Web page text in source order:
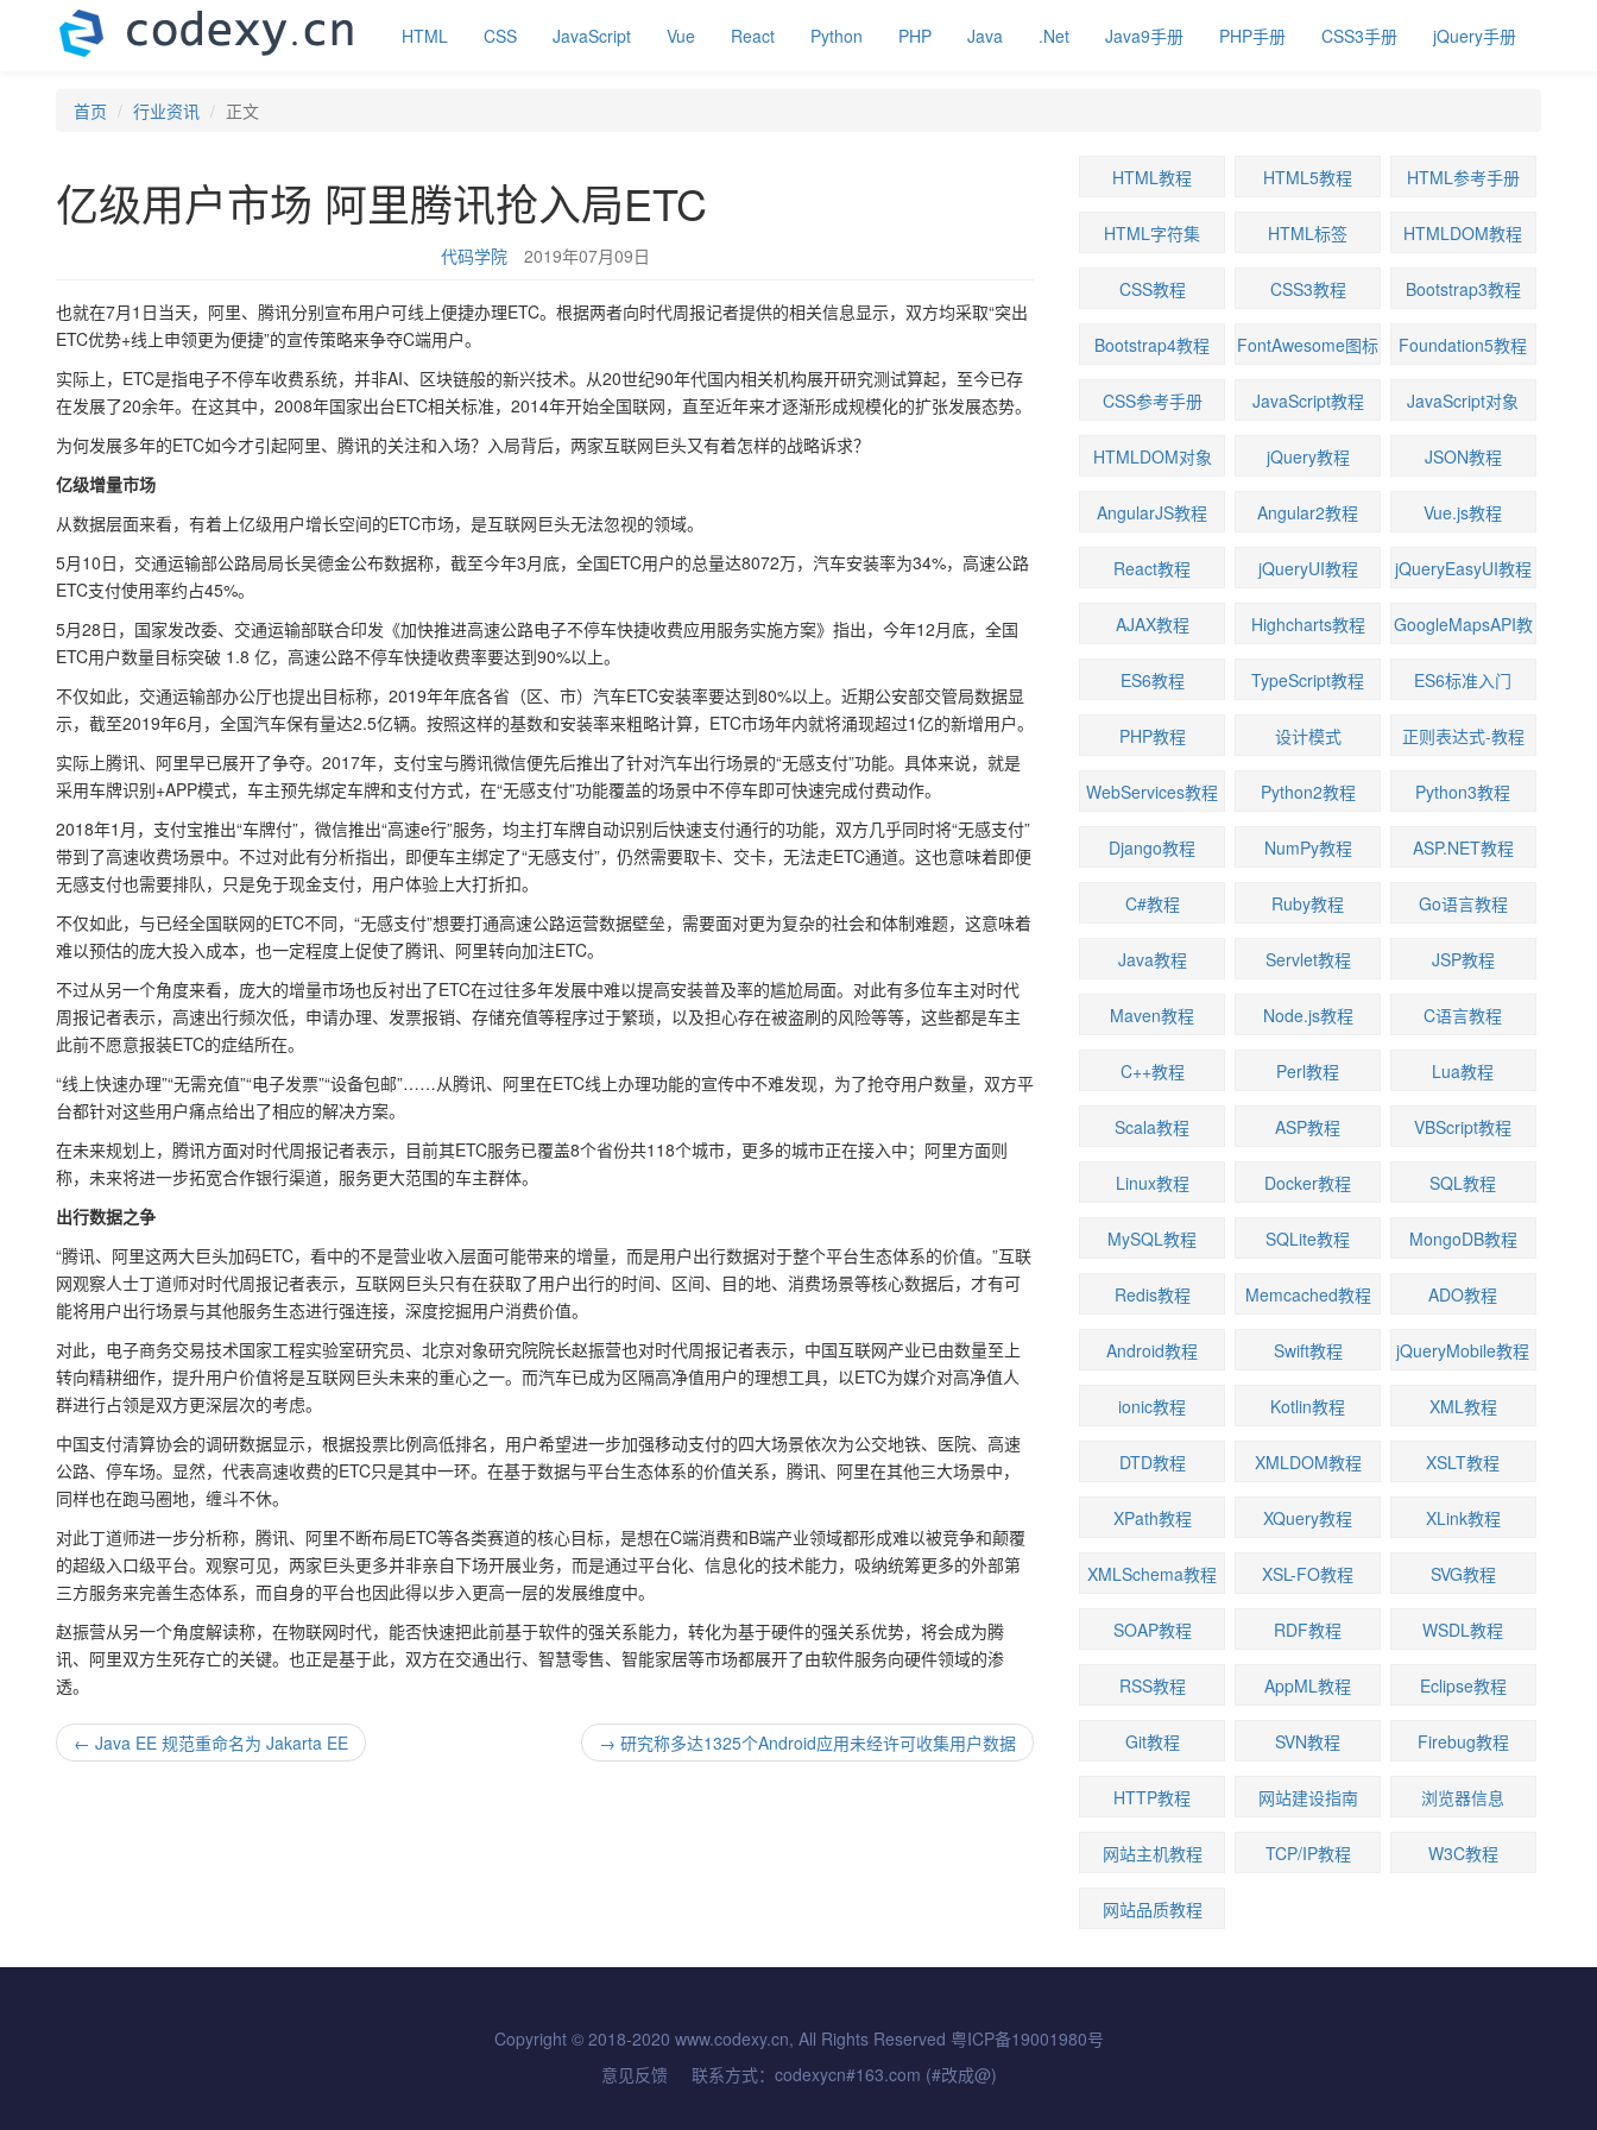
HTML CSS JavaScript Vue React Python PHP Java .Net Java9手册 PHP手册 CSS3手册 jQuery手册
首页 行业资讯 正文
亿级用户市场 阿里腾讯抢入局ETC
代码学院 2019年07月09日
也就在7月1日当天，阿里、腾讯分别宣布用户可线上便捷办理ETC。根据两者向时代周报记者提供的相关信息显示，双方均采取“突出
ETC优势+线上申领更为便捷”的宣传策略来争夺C端用户。
实际上，ETC是指电子不停车收费系统，并非AI、区块链般的新兴技术。从20世纪90年代国内相关机构展开研究测试算起，至今已存
在发展了20余年。在这其中，2008年国家出台ETC相关标准，2014年开始全国联网，直至近年来才逐渐形成规模化的扩张发展态势。
为何发展多年的ETC如今才引起阿里、腾讯的关注和入场？入局背后，两家互联网巨头又有着怎样的战略诉求？
亿级增量市场
从数据层面来看，有着上亿级用户增长空间的ETC市场，是互联网巨头无法忽视的领域。
5月10日，交通运输部公路局局长吴德金公布数据称，截至今年3月底，全国ETC用户的总量达8072万，汽车安装率为34%，高速公路
ETC支付使用率约占45%。
5月28日，国家发改委、交通运输部联合印发《加快推进高速公路电子不停车快捷收费应用服务实施方案》指出，今年12月底，全国
ETC用户数量目标突破 1.8 亿，高速公路不停车快捷收费率要达到90%以上。
不仅如此，交通运输部办公厅也提出目标称，2019年年底各省（区、市）汽车ETC安装率要达到80%以上。近期公安部交管局数据显
示，截至2019年6月，全国汽车保有量达2.5亿辆。按照这样的基数和安装率来粗略计算，ETC市场年内就将涌现超过1亿的新增用户。
实际上腾讯、阿里早已展开了争夺。2017年，支付宝与腾讯微信便先后推出了针对汽车出行场景的“无感支付”功能。具体来说，就是
采用车牌识别+APP模式，车主预先绑定车牌和支付方式，在“无感支付”功能覆盖的场景中不停车即可快速完成付费动作。
2018年1月，支付宝推出“车牌付”，微信推出“高速e行”服务，均主打车牌自动识别后快速支付通行的功能，双方几乎同时将“无感支付”
带到了高速收费场景中。不过对此有分析指出，即便车主绑定了“无感支付”，仍然需要取卡、交卡，无法走ETC通道。这也意味着即便
无感支付也需要排队，只是免于现金支付，用户体验上大打折扣。
不仅如此，与已经全国联网的ETC不同，“无感支付”想要打通高速公路运营数据壁垒，需要面对更为复杂的社会和体制难题，这意味着
难以预估的庞大投入成本，也一定程度上促使了腾讯、阿里转向加注ETC。
不过从另一个角度来看，庞大的增量市场也反衬出了ETC在过往多年发展中难以提高安装普及率的尴尬局面。对此有多位车主对时代
周报记者表示，高速出行频次低，申请办理、发票报销、存储充值等程序过于繁琐，以及担心存在被盗刷的风险等等，这些都是车主
此前不愿意报装ETC的症结所在。
“线上快速办理”“无需充值”“电子发票”“设备包邮”……从腾讯、阿里在ETC线上办理功能的宣传中不难发现，为了抢夺用户数量，双方平
台都针对这些用户痛点给出了相应的解决方案。
在未来规划上，腾讯方面对时代周报记者表示，目前其ETC服务已覆盖8个省份共118个城市，更多的城市正在接入中；阿里方面则
称，未来将进一步拓宽合作银行渠道，服务更大范围的车主群体。
出行数据之争
“腾讯、阿里这两大巨头加码ETC，看中的不是营业收入层面可能带来的增量，而是用户出行数据对于整个平台生态体系的价值。”互联
网观察人士丁道师对时代周报记者表示，互联网巨头只有在获取了用户出行的时间、区间、目的地、消费场景等核心数据后，才有可
能将用户出行场景与其他服务生态进行强连接，深度挖掘用户消费价值。
对此，电子商务交易技术国家工程实验室研究员、北京对象研究院院长赵振营也对时代周报记者表示，中国互联网产业已由数量至上
转向精耕细作，提升用户价值将是互联网巨头未来的重心之一。而汽车已成为区隔高净值用户的理想工具，以ETC为媒介对高净值人
群进行占领是双方更深层次的考虑。
中国支付清算协会的调研数据显示，根据投票比例高低排名，用户希望进一步加强移动支付的四大场景依次为公交地铁、医院、高速
公路、停车场。显然，代表高速收费的ETC只是其中一环。在基于数据与平台生态体系的价值关系，腾讯、阿里在其他三大场景中，
同样也在跑马圈地，缠斗不休。
对此丁道师进一步分析称，腾讯、阿里不断布局ETC等各类赛道的核心目标，是想在C端消费和B端产业领域都形成难以被竞争和颠覆
的超级入口级平台。观察可见，两家巨头更多并非亲自下场开展业务，而是通过平台化、信息化的技术能力，吸纳统筹更多的外部第
三方服务来完善生态体系，而自身的平台也因此得以步入更高一层的发展维度中。
赵振营从另一个角度解读称，在物联网时代，能否快速把此前基于软件的强关系能力，转化为基于硬件的强关系优势，将会成为腾
讯、阿里双方生死存亡的关键。也正是基于此，双方在交通出行、智慧零售、智能家居等市场都展开了由软件服务向硬件领域的渗
透。
← Java EE 规范重命名为 Jakarta EE → 研究称多达1325个Android应用未经许可收集用户数据
HTML教程 HTML5教程 HTML参考手册
HTML字符集 HTML标签 HTMLDOM教程
CSS教程 CSS3教程 Bootstrap3教程
Bootstrap4教程 FontAwesome图标 Foundation5教程
CSS参考手册 JavaScript教程 JavaScript对象
HTMLDOM对象 jQuery教程 JSON教程
AngularJS教程 Angular2教程 Vue.js教程
React教程 jQueryUI教程 jQueryEasyUI教程
AJAX教程 Highcharts教程
GoogleMapsAPI教
ES6教程 TypeScript教程 ES6标准入门
PHP教程 设计模式 正则表达式-教程
WebServices教程 Python2教程 Python3教程
Django教程 NumPy教程 ASP.NET教程
C#教程 Ruby教程 Go语言教程
Java教程 Servlet教程 JSP教程
Maven教程 Node.js教程 C语言教程
C++教程 Perl教程 Lua教程
Scala教程 ASP教程 VBScript教程
Linux教程 Docker教程 SQL教程
MySQL教程 SQLite教程 MongoDB教程
Redis教程 Memcached教程 ADO教程
Android教程 Swift教程 jQueryMobile教程
ionic教程 Kotlin教程 XML教程
DTD教程 XMLDOM教程 XSLT教程
XPath教程 XQuery教程 XLink教程
XMLSchema教程 XSL-FO教程 SVG教程
SOAP教程 RDF教程 WSDL教程
RSS教程 AppML教程 Eclipse教程
Git教程 SVN教程 Firebug教程
HTTP教程 网站建设指南 浏览器信息
网站主机教程 TCP/IP教程 W3C教程
网站品质教程
Copyright © 2018-2020 www.codexy.cn, All Rights Reserved 粤ICP备19001980号
意见反馈联系方式：codexycn#163.com (#改成@)